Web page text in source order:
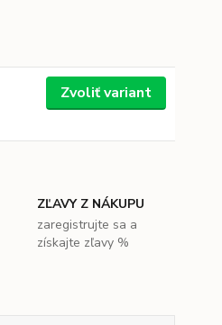
Zvoliť variant
ZĽAVY Z NÁKUPU
zaregistrujte sa a
získajte zľavy %